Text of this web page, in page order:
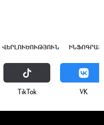
ՎԵՐԼՈՒԾՈՒԹՅՈՒՆ
ТikТоk VK